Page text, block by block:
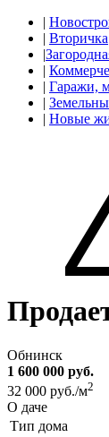
|
| Вторичка
|
|
| Гаражи,
|
| Новые
Обнинск
1 600 000 руб.
32 000 руб./м2
О даче
Тип дома